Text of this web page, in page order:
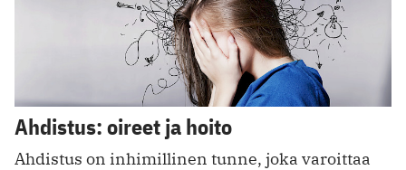
Ahdistus: oireet ja hoito
Ahdistus on inhimillinen tunne, joka varoittaa